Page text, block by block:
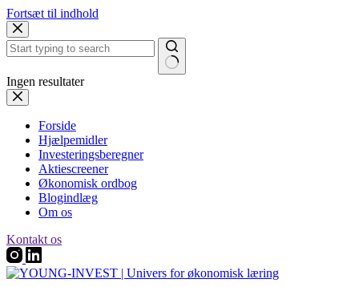
Fortsæt til indhold
Ingen resultater
Forside
Hjælpemidler
Investeringsberegner
Aktiescreener
Økonomisk ordbog
Blogindlæg
Om os
Kontakt os